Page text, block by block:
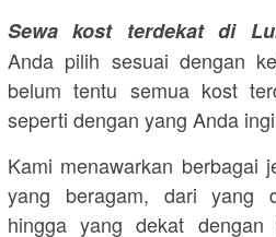
Sewa kost terdekat di
Anda pilih sesuai dengan
belum tentu semua kost
seperti dengan yang Anda
Kami menawarkan berbagai
yang beragam, dari yang
hingga yang dekat dengan